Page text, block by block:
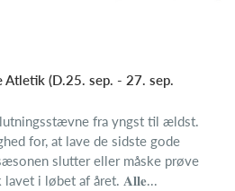
(D.25. sep. - 27. sep.
fra yngst til ældst.
for, at lave de sidste gode
slutter eller måske prøve
i løbet af året. 𝐀𝐥𝐥𝐞...